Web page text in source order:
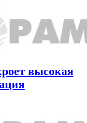
высокая